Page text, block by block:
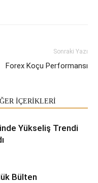
Sonraki Yazı
Forex Koçu Performansı
İÇERİKLERİ
Yükseliş Trendi
Bülten